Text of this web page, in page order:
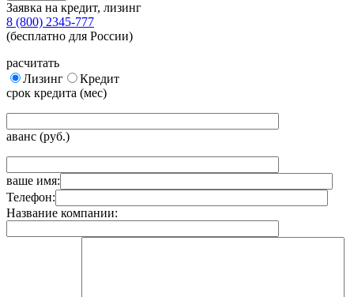
Заявка на кредит, лизинг
8 (800) 2345-777
(бесплатно для России)
расчитать
Лизинг
Кредит
срок кредита (мес)
аванс (руб.)
ваше имя:
Телефон:
Название компании: